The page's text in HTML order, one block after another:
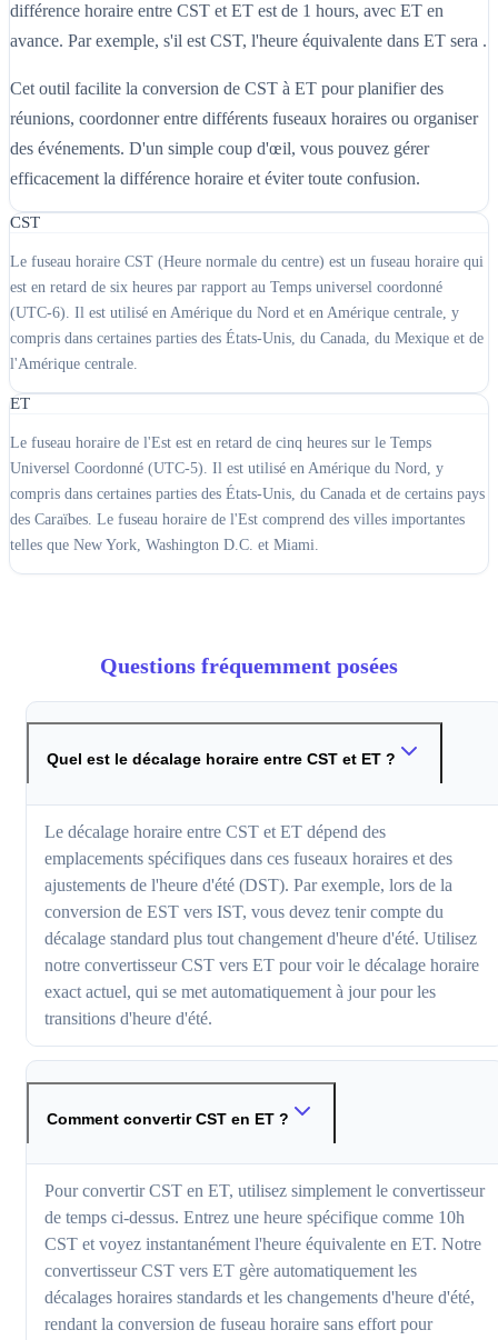
différence horaire entre CST et ET est de 1 hours, avec ET en
avance. Par exemple, s'il est CST, l'heure équivalente dans ET sera .
Cet outil facilite la conversion de CST à ET pour planifier des
réunions, coordonner entre différents fuseaux horaires ou organiser
des événements. D'un simple coup d'œil, vous pouvez gérer
efficacement la différence horaire et éviter toute confusion.
CST
Le fuseau horaire CST (Heure normale du centre) est un fuseau horaire qui
est en retard de six heures par rapport au Temps universel coordonné
(UTC-6). Il est utilisé en Amérique du Nord et en Amérique centrale, y
compris dans certaines parties des États-Unis, du Canada, du Mexique et de
l'Amérique centrale.
ET
Le fuseau horaire de l'Est est en retard de cinq heures sur le Temps
Universel Coordonné (UTC-5). Il est utilisé en Amérique du Nord, y
compris dans certaines parties des États-Unis, du Canada et de certains pays
des Caraïbes. Le fuseau horaire de l'Est comprend des villes importantes
telles que New York, Washington D.C. et Miami.
Questions fréquemment posées
Quel est le décalage horaire entre CST et ET ?
Le décalage horaire entre CST et ET dépend des
emplacements spécifiques dans ces fuseaux horaires et des
ajustements de l'heure d'été (DST). Par exemple, lors de la
conversion de EST vers IST, vous devez tenir compte du
décalage standard plus tout changement d'heure d'été. Utilisez
notre convertisseur CST vers ET pour voir le décalage horaire
exact actuel, qui se met automatiquement à jour pour les
transitions d'heure d'été.
Comment convertir CST en ET ?
Pour convertir CST en ET, utilisez simplement le convertisseur
de temps ci-dessus. Entrez une heure spécifique comme 10h
CST et voyez instantanément l'heure équivalente en ET. Notre
convertisseur CST vers ET gère automatiquement les
décalages horaires standards et les changements d'heure d'été,
rendant la conversion de fuseau horaire sans effort pour